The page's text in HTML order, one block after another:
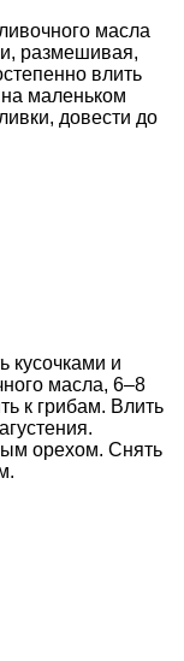
масла
и, размешивая,
влить
маленьком
довести до
кусочками и
масла, 6–8
к грибам. Влить
орехом. Снять